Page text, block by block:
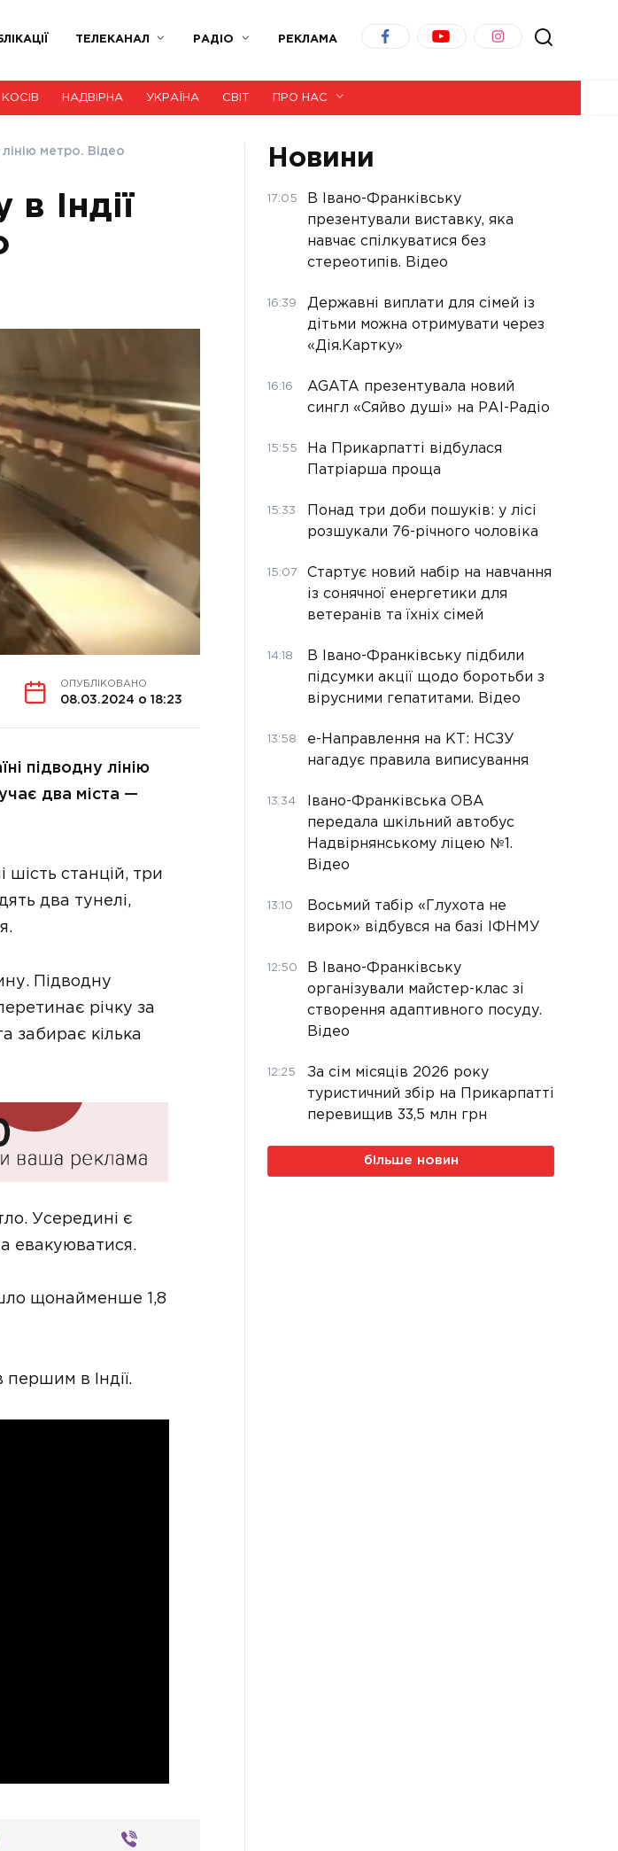
ТЕЛЕКАНАЛ РАДІО РЕКЛАМА
КОСІВ НАДВІРНА УКРАЇНА СВІТ ПРО НАС
лінію метро. Відео
Індії
ОПУБЛІКОВАНО
08.03.2024 о 18:23
підводну лінію
два міста —
станцій, три
два тунелі,
Підводну
річку за
забирає кілька
Усередині є
евакуюватися.
щонайменше 1,8
першим в Індії.
Новини
17:05
В Івано-Франківську
презентували виставку, яка
навчає спілкуватися без
стереотипів. Відео
16:39
Державні виплати для сімей із
дітьми можна отримувати через
«Дія.Картку»
16:16
AGATA презентувала новий
сингл «Сяйво душі» на РАІ-Радіо
15:55
На Прикарпатті відбулася
Патріарша проща
15:33
Понад три доби пошуків: у лісі
розшукали 76-річного чоловіка
15:07
Стартує новий набір на навчання
із сонячної енергетики для
ветеранів та їхніх сімей
14:18
В Івано-Франківську підбили
підсумки акції щодо боротьби з
вірусними гепатитами. Відео
13:58
е-Направлення на КТ: НСЗУ
нагадує правила виписування
13:34
Івано-Франківська ОВА
передала шкільний автобус
Надвірнянському ліцею №1.
Відео
13:10
Восьмий табір «Глухота не
вирок» відбувся на базі ІФНМУ
12:50
В Івано-Франківську
організували майстер-клас зі
створення адаптивного посуду.
Відео
12:25
За сім місяців 2026 року
туристичний збір на Прикарпатті
перевищив 33,5 млн грн
більше новин